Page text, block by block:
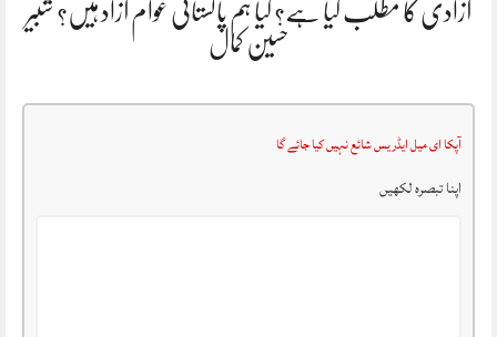
آزادی کا مطلب کیا ہے؟ کیا ہم پاکستانی عوام آزاد ہیں؟ شبیر
حسین کمال
آپکا ای میل ایڈریس شائع نہیں کیا جائے گا
اپنا تبصرہ لکھیں